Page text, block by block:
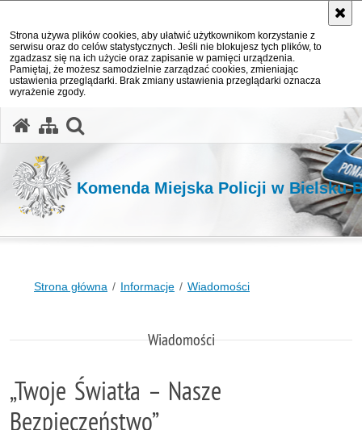
Strona używa plików cookies, aby ułatwić użytkownikom korzystanie z
serwisu oraz do celów statystycznych. Jeśli nie blokujesz tych plików, to
zgadzasz się na ich użycie oraz zapisanie w pamięci urządzenia.
Pamiętaj, że możesz samodzielnie zarządzać cookies, zmieniając
ustawienia przeglądarki. Brak zmiany ustawienia przeglądarki oznacza
wyrażenie zgody.
Komenda Miejska Policji w Bielsku-
Strona główna Informacje Wiadomości
Wiadomości
„Twoje Światła – Nasze
Bezpieczeństwo”